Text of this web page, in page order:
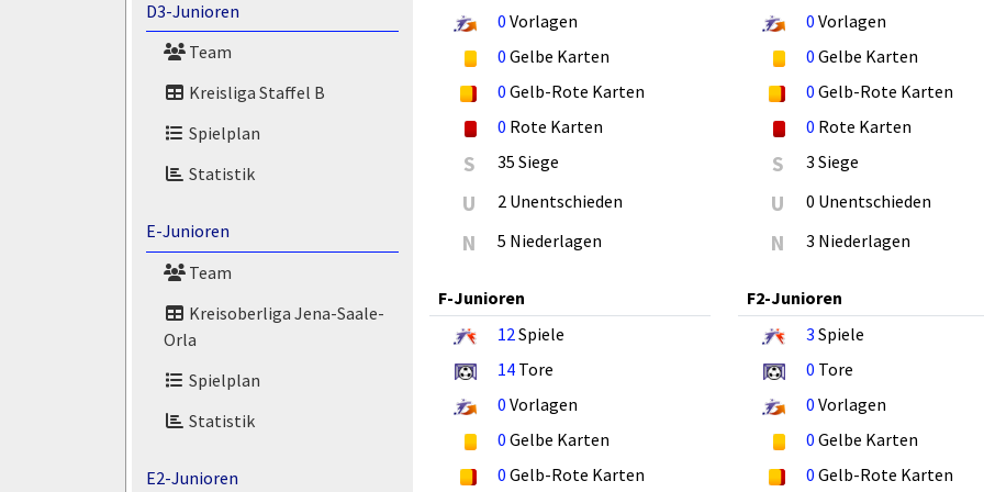
D3-Junioren
Team
Kreisliga Staffel B
Spielplan
Statistik
E-Junioren
Team
Kreisoberliga Jena-Saale-
Orla
Spielplan
Statistik
E2-Junioren
0 Vorlagen
0 Gelbe Karten
0 Gelb-Rote Karten
0 Rote Karten
S 35 Siege
U 2 Unentschieden
N 5 Niederlagen
0 Vorlagen
0 Gelbe Karten
0 Gelb-Rote Karten
0 Rote Karten
S 3 Siege
U 0 Unentschieden
N 3 Niederlagen
F-Junioren
12Spiele
14 Tore
0 Vorlagen
0 Gelbe Karten
0 Gelb-Rote Karten
F2-Junioren
3 Spiele
0 Tore
0 Vorlagen
0 Gelbe Karten
0 Gelb-Rote Karten